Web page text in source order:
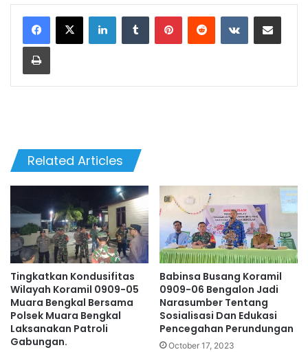
LinkedInTumblr PinterestReddit VKontakteShare via Email
Print
Related Articles
Tingkatkan Kondusifitas
Wilayah Koramil 0909-05
Muara Bengkal Bersama
Polsek Muara Bengkal
Laksanakan Patroli
Gabungan.
Babinsa Busang Koramil
0909-06 Bengalon Jadi
Narasumber Tentang
Sosialisasi Dan Edukasi
Pencegahan Perundungan
October 17, 2023